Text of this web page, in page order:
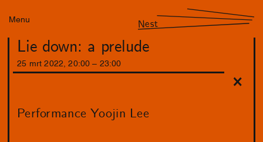
Menu Nest
Lie down: a prelude
25 mrt 2022 ,20:00 23 :00
Performance Yoojin Lee